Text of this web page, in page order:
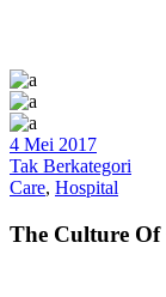
4 Mei 2017
Tak Berkategori
Care, Hospital
The Culture Of